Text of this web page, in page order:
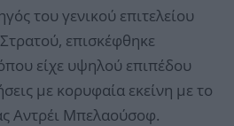
του γενικού επιτελείου
επισκέφθηκε
είχε υψηλού επιπέδου
με κορυφαία εκείνη με το
Αντρέι Μπελαούσοφ.